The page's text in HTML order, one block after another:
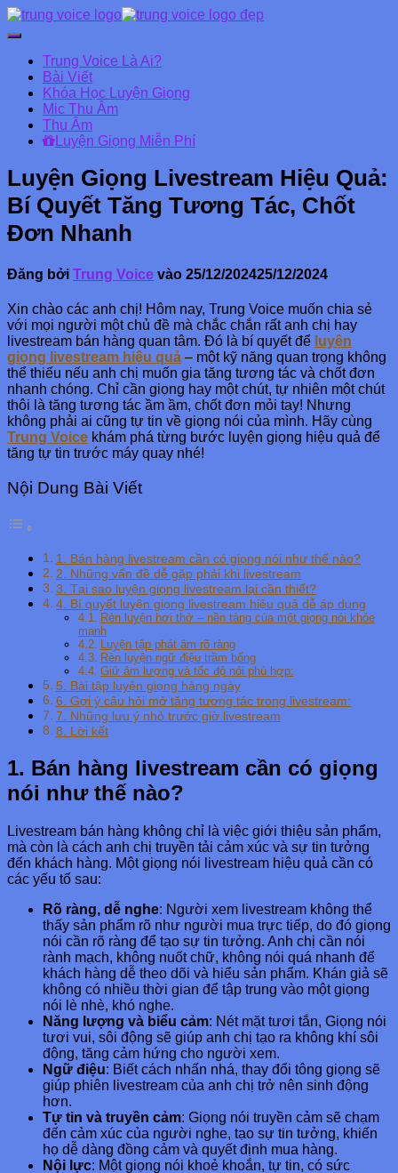
Chuyển
Danh
mục
chính
Trung Voice Là Ai?
Bài Viết
Khóa Học Luyện Giọng
Mic Thu Âm
Thu Âm
Luyện Giọng Miễn Phí
Luyện Giọng Livestream Hiệu Quả:
Bí Quyết Tăng Tương Tác, Chốt
Đơn Nhanh
Đăng bởi Trung Voice vào 25/12/202425/12/2024
Xin chào các anh chị! Hôm nay, Trung Voice muốn chia sẻ
với mọi người một chủ đề mà chắc chắn rất anh chị hay
livestream bán hàng quan tâm. Đó là bí quyết để luyện
giọng livestream hiệu quả – một kỹ năng quan trọng không
thể thiếu nếu anh chị muốn gia tăng tương tác và chốt đơn
nhanh chóng. Chỉ cần giọng hay một chút, tự nhiên một chút
thôi là tăng tương tác ầm ầm, chốt đơn mỏi tay! Nhưng
không phải ai cũng tự tin về giọng nói của mình. Hãy cùng
Trung Voice khám phá từng bước luyện giọng hiệu quả để
tăng tự tin trước máy quay nhé!
Nội Dung Bài Viết
1. Bán hàng livestream cần có giọng nói như thế nào?
2. Những vấn đề dễ gặp phải khi livestream
3. Tại sao luyện giọng livestream lại cần thiết?
4. Bí quyết luyện giọng livestream hiệu quả dễ áp dụng
Rèn luyện hơi thở – nền tảng của một giọng nói khỏe
mạnh
Luyện tập phát âm rõ ràng
Rèn luyện ngữ điệu trầm bổng
Giữ âm lượng và tốc độ nói phù hợp:
5. Bài tập luyện giọng hàng ngày
6. Gợi ý câu hỏi mở tăng tương tác trong livestream:
7. Những lưu ý nhỏ trước giờ livestream
8. Lời kết
1. Bán hàng livestream cần có giọng
nói như thế nào?
Livestream bán hàng không chỉ là việc giới thiệu sản phẩm,
mà còn là cách anh chị truyền tải cảm xúc và sự tin tưởng
đến khách hàng. Một giọng nói livestream hiệu quả cần có
các yếu tố sau:
Rõ ràng, dễ nghe: Người xem livestream không thể
thấy sản phẩm rõ như người mua trực tiếp, do đó giọng
nói cần rõ ràng để tạo sự tin tưởng. Anh chị cần nói
rành mạch, không nuốt chữ, không nói quá nhanh để
khách hàng dễ theo dõi và hiểu sản phẩm. Khán giả sẽ
không có nhiều thời gian để tập trung vào một giọng
nói lè nhè, khó nghe.
Năng lượng và biểu cảm: Nét mặt tươi tắn, Giọng nói
tươi vui, sôi động sẽ giúp anh chị tạo ra không khí sôi
động, tăng cảm hứng cho người xem.
Ngữ điệu: Biết cách nhấn nhá, thay đổi tông giọng sẽ
giúp phiên livestream của anh chị trở nên sinh động
hơn.
Tự tin và truyền cảm: Giọng nói truyền cảm sẽ chạm
đến cảm xúc của người nghe, tạo sự tin tưởng, khiến
họ dễ dàng đồng cảm và quyết định mua hàng.
Nội lực: Một giọng nói khoẻ khoắn, tự tin, có sức